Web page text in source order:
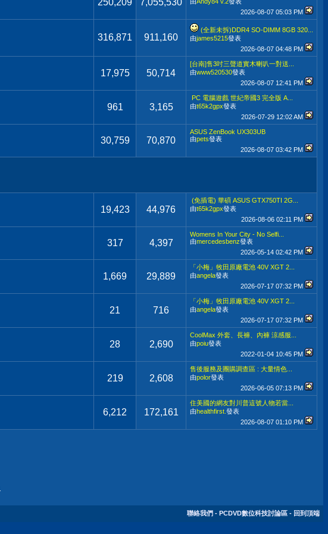
250,209 7,055,530
2026-08-07 05:03 PM
316,871 911,160
(全新未拆)DDR4 SO-DIMM 8GB 320...
由james5215發表
2026-08-07 04:48 PM
17,975 50,714
[台南]售3吋三聲道實木喇叭一對送...
由www520530發表
2026-08-07 12:41 PM
961 3,165
PC 電腦遊戲 世紀帝國3 完全版 A...
由t65k2gpx發表
2026-07-29 12:02 AM
30,759 70,870
ASUS ZenBook UX303UB
由pets發表
2026-08-07 03:42 PM
19,423 44,976
(免插電) 華碩 ASUS GTX750TI 2G...
由t65k2gpx發表
2026-08-06 02:11 PM
317 4,397
Womens In Your City - No Selfi...
由mercedesbenz發表
2026-05-14 02:42 PM
1,669 29,889
「小梅」牧田原廠電池 40V XGT 2...
由angela發表
2026-07-17 07:32 PM
21 716
「小梅」牧田原廠電池 40V XGT 2...
由angela發表
2026-07-17 07:32 PM
28 2,690
CoolMax 外套、長褲、內褲 涼感服...
由poiu發表
2022-01-04 10:45 PM
219 2,608
售後服務及團購調查區 : 大量情色...
由polor發表
2026-06-05 07:13 PM
6,212 172,161
住美國的網友對川普這號人物若當...
由healthfirst. 發表
2026-08-07 01:10 PM
聯絡我們 - PCDVD數位科技討論區 - 回到頂端